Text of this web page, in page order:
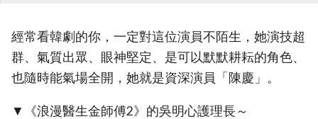
經常看韓劇的你，一定對這位演員不陌生，她演技超
群、氣質出眾、眼神堅定、是可以默默耕耘的角色、
也隨時能氣場全開，她就是資深演員「陳慶」。
▼《浪漫醫生金師傅2》的吳明心護理長～